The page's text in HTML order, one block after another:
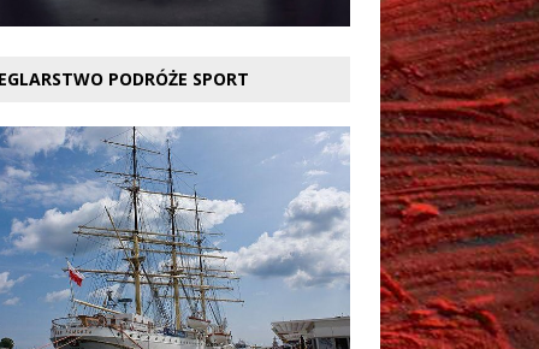
PODRÓŻE SPORT